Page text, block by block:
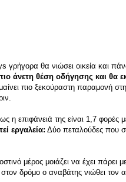
γρήγορα θα νιώσει οικεία και
άνετη θέση οδήγησης και θα
πιο ξεκούραστη παραμονή
η επιφάνειά της είναι 1,7
εργαλεία: Δύο πεταλούδες που
μέρος μοιάζει να έχει πάρει
δρόμο ο αναβάτης νιώθει τον